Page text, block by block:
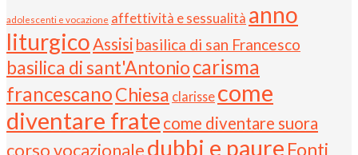
adolescenti e vocazione affettività e sessualità anno
liturgicoAssisi basilica di san Francesco
basilica di sant'Antoniocarisma
francescanoChiesa clarisse come
diventare frate come diventare suora
corso vocazionaledubbi e paure Fonti